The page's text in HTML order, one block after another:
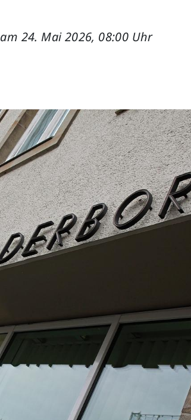
am 24. Mai 2026, 08:00 Uhr